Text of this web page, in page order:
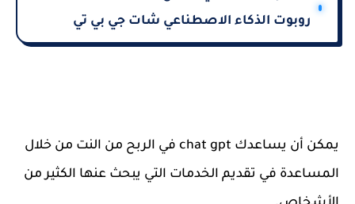
روبوت الذكاء الاصطناعي شات جي بي تي
يمكن أن يساعدك chat gpt في الربح من النت من خلال
المساعدة في تقديم الخدمات التي يبحث عنها الكثير من